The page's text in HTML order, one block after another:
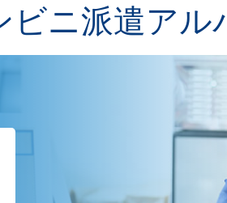
ニ派遣アル